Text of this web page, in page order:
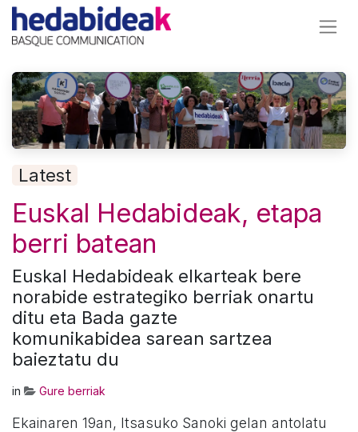
Latest
Euskal Hedabideak, etapa
berri batean
Euskal Hedabideak elkarteak bere
norabide estrategiko berriak onartu
ditu eta Bada gazte
komunikabidea sarean sartzea
baieztatu du
in Gure berriak
Ekainaren 19an, Itsasuko Sanoki gelan antolatu